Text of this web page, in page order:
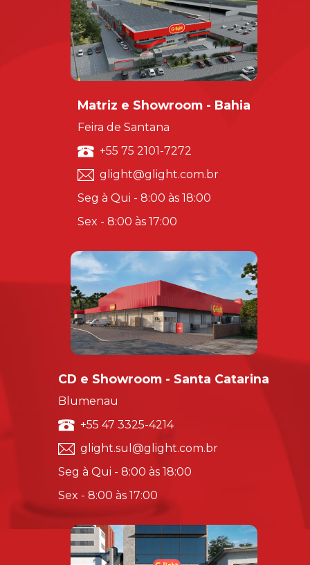
Matriz e Showroom - Bahia
Feira de Santana
+55 75 2101-7272
glight@glight.com.br
Seg à Qui - 8:00 às 18:00
Sex - 8:00 às 17:00
CD e Showroom - Santa Catarina
Blumenau
+55 47 3325-4214
glight.sul@glight.com.br
Seg à Qui - 8:00 às 18:00
Sex - 8:00 às 17:00